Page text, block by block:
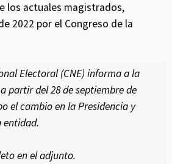
los actuales magistrados,
2022 por el Congreso de la
Electoral (CNE) informa a la
partir del 28 de septiembre de
el cambio en la Presidencia y
entidad.
en el adjunto.